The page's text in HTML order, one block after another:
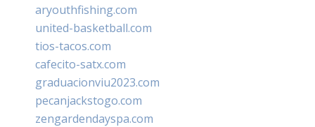
aryouthfishing.com
united-basketball.com
tios-tacos.com
cafecito-satx.com
graduacionviu2023.com
pecanjackstogo.com
zengardendayspa.com